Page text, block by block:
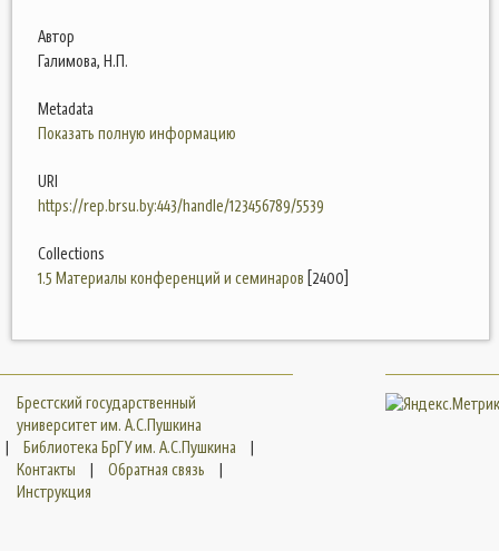
Автор
Галимова, Н.П.
Metadata
Показать полную информацию
URI
https://rep.brsu.by:443/handle/123456789/5539
Collections
1.5 Материалы конференций и семинаров [2400]
Брестский государственный
университет им. А.С.Пушкина
|
Библиотека БрГУ им. А.С.Пушкина
|
Контакты
| Обратная связь
|
Инструкция